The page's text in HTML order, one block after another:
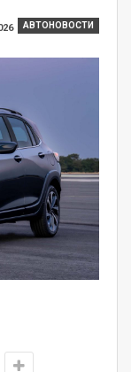
АВТОНОВОСТИ